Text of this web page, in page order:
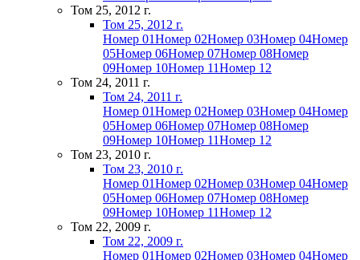
Том 25, 2012 г.
Том 25, 2012 г.
Номер 01Номер 02Номер 03Номер 04Номер
05Номер 06Номер 07Номер 08Номер
09Номер 10Номер 11Номер 12
Том 24, 2011 г.
Том 24, 2011 г.
Номер 01Номер 02Номер 03Номер 04Номер
05Номер 06Номер 07Номер 08Номер
09Номер 10Номер 11Номер 12
Том 23, 2010 г.
Том 23, 2010 г.
Номер 01Номер 02Номер 03Номер 04Номер
05Номер 06Номер 07Номер 08Номер
09Номер 10Номер 11Номер 12
Том 22, 2009 г.
Том 22, 2009 г.
Номер 01Номер 02Номер 03Номер 04Номер